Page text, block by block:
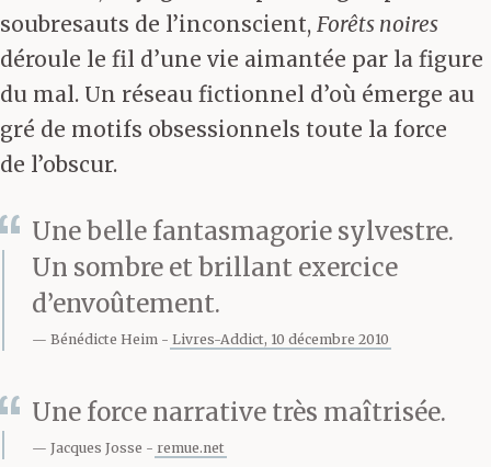
soubresauts de l’inconscient, Forêts noires
déroule le fil d’une vie aimantée par la figure
du mal. Un réseau fictionnel d’où émerge au
gré de motifs obsessionnels toute la force
de l’obscur.
Une belle fantasmagorie sylvestre.
Un sombre et brillant exercice
d’envoûtement.
Bénédicte Heim Livres-Addict, 10 décembre 2010
Une force narrative très maîtrisée.
Jacques Josse remue.net